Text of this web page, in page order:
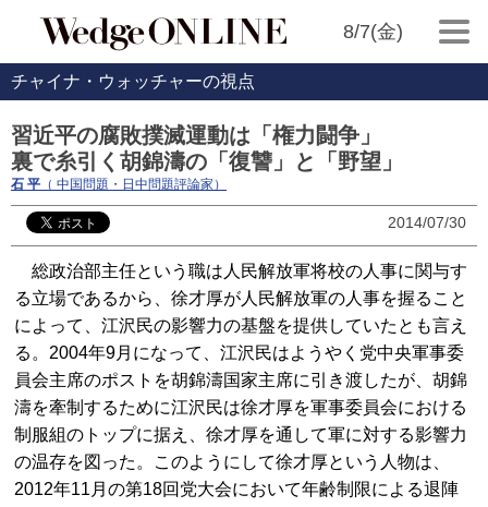
8/7(金)
チャイナ・ウォッチャーの視点
習近平の腐敗撲滅運動は「権力闘争」
裏で糸引く胡錦濤の「復讐」と「野望」
石 平 （ 中国問題・日中問題評論家）
2014/07/30
総政治部主任という職は人民解放軍将校の人事に関与す
る立場であるから、徐才厚が人民解放軍の人事を握ること
によって、江沢民の影響力の基盤を提供していたとも言え
る。2004年9月になって、江沢民はようやく党中央軍事委
員会主席のポストを胡錦濤国家主席に引き渡したが、胡錦
濤を牽制するために江沢民は徐才厚を軍事委員会における
制服組のトップに据え、徐才厚を通して軍に対する影響力
の温存を図った。このようにして徐才厚という人物は、
2012年11月の第18回党大会において年齢制限による退陣